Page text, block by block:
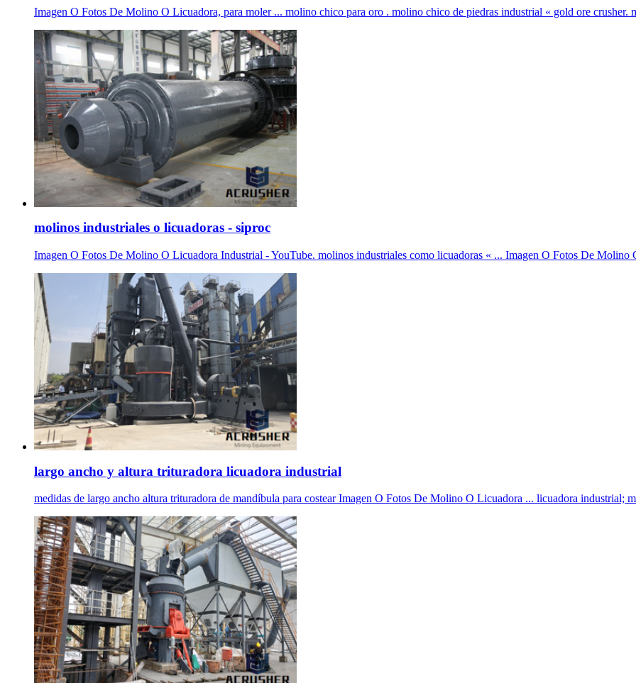
Imagen O Fotos De Molino O Licuadora, para moler ... molino chico para oro . molino chico de piedras industrial « gold ore crusher.
molinos industriales o licuadoras - siproc
Imagen O Fotos De Molino O Licuadora Industrial - YouTube. molinos industriales como licuadoras « ... Imagen O Fotos De Molino
largo ancho y altura trituradora licuadora industrial
medidas de largo ancho altura trituradora de mandíbula para costear Imagen O Fotos De Molino O Licuadora ... licuadora industrial;